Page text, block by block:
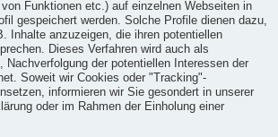
von Funktionen etc.) auf einzelnen Webseiten in
gespeichert werden. Solche Profile dienen dazu,
Inhalte anzuzeigen, die ihren potentiellen
Dieses Verfahren wird auch als
Nachverfolgung der potentiellen Interessen der
Soweit wir Cookies oder "Tracking"-
informieren wir Sie gesondert in unserer
oder im Rahmen der Einholung einer